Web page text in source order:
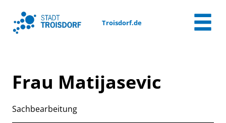
Zum Hauptinhalt springen
Troisdorf.de
Frau Matijasevic
Sachbearbeitung